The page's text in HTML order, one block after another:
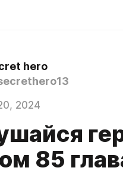
hero
2024
85